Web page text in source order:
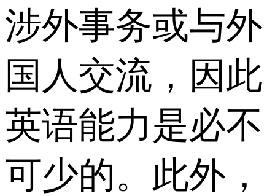
涉外事务或与外
国人交流，因此
英语能力是必不
可少的。此外，